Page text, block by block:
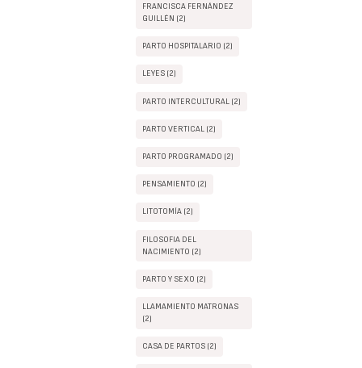
FRANCISCA FERNÁNDEZ
GUILLÉN (2)
PARTO HOSPITALARIO (2)
LEYES (2)
PARTO INTERCULTURAL (2)
PARTO VERTICAL (2)
PARTO PROGRAMADO (2)
PENSAMIENTO (2)
LITOTOMÍA (2)
FILOSOFIA DEL
NACIMIENTO (2)
PARTO Y SEXO (2)
LLAMAMIENTO MATRONAS
(2)
CASA DE PARTOS (2)